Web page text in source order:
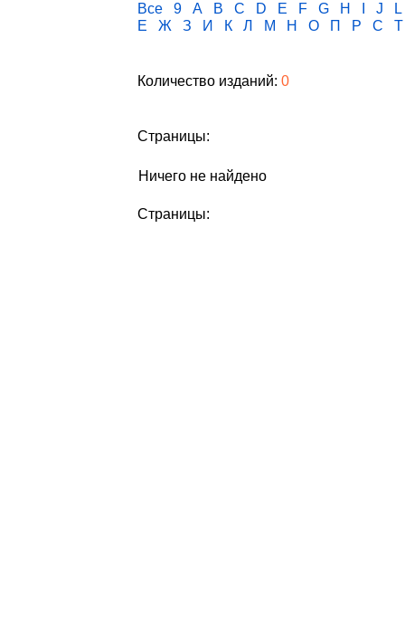
Все 9 A B C D E F G H J
L
Е
Ж З И К Л М Н О П Р С Т
Количество изданий: 0
Страницы:
Ничего не найдено
Страницы: